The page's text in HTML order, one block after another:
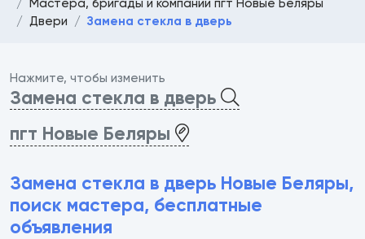
Мастера, бригады и компании пгт Новые Беляры
Двери
Замена стекла в дверь
Нажмите, чтобы изменить
Замена стекла в дверь
пгт Новые Беляры
Замена стекла в дверь Новые Беляры,
поиск мастера, бесплатные
объявления